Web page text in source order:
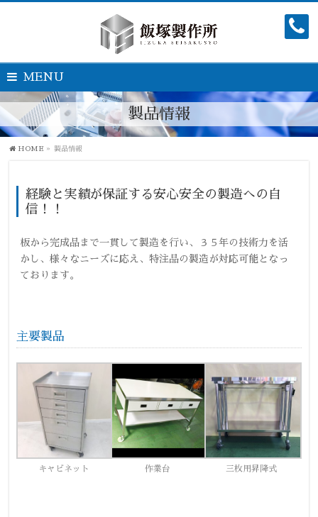
MENU
製品情報
HOME » 製品情報
経験と実績が保証する安心安全の製造への自
信！！
板から完成品まで一貫して製造を行い、３５年の技術力を活
かし、様々なニーズに応え、特注品の製造が対応可能となっ
ております。
主要製品
キャビネット 作業台 三枚用昇降式